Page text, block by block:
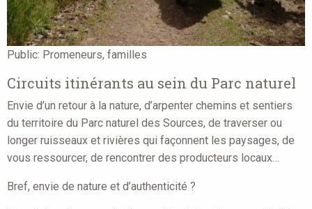
Public: Promeneurs, familles
Circuits itinérants au sein du Parc naturel
Envie d’un retour à la nature, d’arpenter chemins et sentiers
du territoire du Parc naturel des Sources, de traverser ou
longer ruisseaux et rivières qui façonnent les paysages, de
vous ressourcer, de rencontrer des producteurs locaux…
Bref, envie de nature et d’authenticité ?